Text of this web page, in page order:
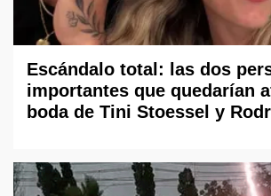
Escándalo total: las dos
importantes que quedarían
boda de Tini Stoessel y